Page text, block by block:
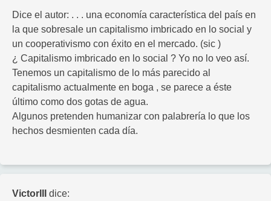
Dice el autor: . . . una economía característica del país en
la que sobresale un capitalismo imbricado en lo social y
un cooperativismo con éxito en el mercado. (sic )
¿ Capitalismo imbricado en lo social ? Yo no lo veo así.
Tenemos un capitalismo de lo más parecido al
capitalismo actualmente en boga , se parece a éste
último como dos gotas de agua.
Algunos pretenden humanizar con palabrería lo que los
hechos desmienten cada día.
VictorIII dice: